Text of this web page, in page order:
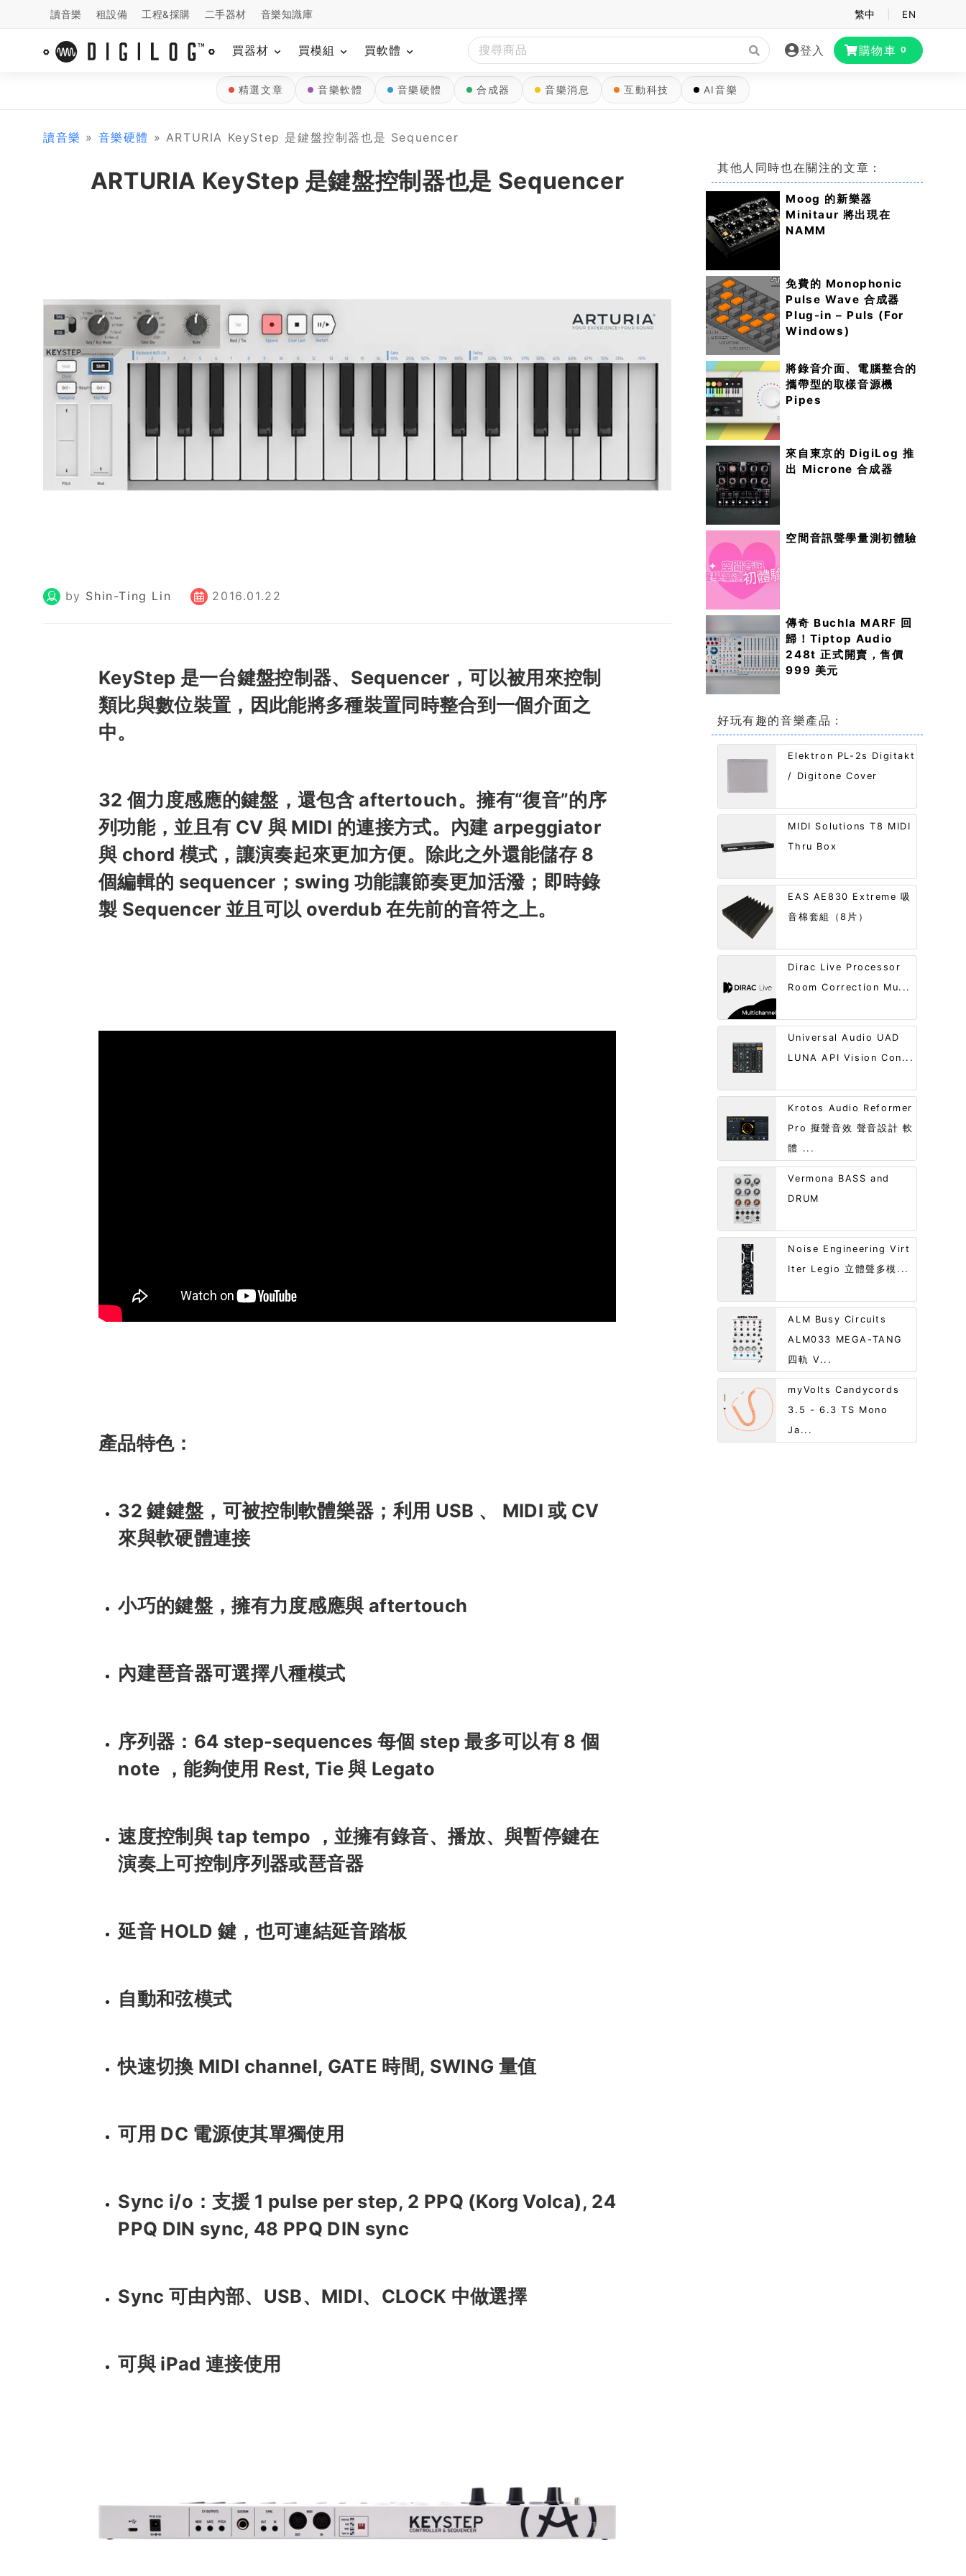
讀音樂 租設備 工程&採購 二手器材 音樂知識庫 繁中 EN
買器材 買模組 買軟體 登入 購物車 0
精選文章 音樂軟體 音樂硬體 合成器 音樂消息 互動科技 AI音樂
讀音樂 » 音樂硬體 » ARTURIA KeyStep 是鍵盤控制器也是 Sequencer
ARTURIA KeyStep 是鍵盤控制器也是 Sequencer
by Shin-Ting Lin 2016.01.22
KeyStep 是一台鍵盤控制器、Sequencer，可以被用來控制
類比與數位裝置，因此能將多種裝置同時整合到一個介面之
中。
32 個力度感應的鍵盤，還包含 aftertouch。擁有“復音”的序
列功能，並且有 CV 與 MIDI 的連接方式。內建 arpeggiator
與 chord 模式，讓演奏起來更加方便。
除此之外還能儲存 8
個編輯的 sequencer；swing 功能讓節奏更加活潑；即時錄
製 Sequencer 並且可以 overdub 在先前的音符之上。
產品特色：
32 鍵鍵盤，可被控制軟體樂器；利用 USB 、 MIDI 或 CV
來與軟硬體連接
小巧的鍵盤，擁有力度感應與 aftertouch
內建琶音器可選擇八種模式
序列器：64 step-sequences 每個 step 最多可以有 8 個
note ，能夠使用 Rest, Tie 與 Legato
速度控制與 tap tempo ，並擁有錄音、播放、與暫停鍵在
演奏上可控制序列器或琶音器
延音 HOLD 鍵，也可連結延音踏板
自動和弦模式
快速切換 MIDI channel, GATE 時間, SWING 量值
可用 DC 電源使其單獨使用
Sync i/o：支援 1 pulse per step, 2 PPQ (Korg Volca), 24
PPQ DIN sync, 48 PPQ DIN sync
Sync 可由內部、USB、MIDI、CLOCK 中做選擇
可與 iPad 連接使用
其他人同時也在關注的文章：
Moog 的新樂器
Minitaur 將出現在
NAMM
免費的 Monophonic
Pulse Wave 合成器
Plug-in – Puls (For
Windows)
將錄音介面、電腦整合的
攜帶型的取樣音源機
Pipes
來自東京的 DigiLog 推
出 Microne 合成器
空間音訊聲學量測初體驗
傳奇 Buchla MARF 回
歸！Tiptop Audio
248t 正式開賣，售價
999 美元
好玩有趣的音樂產品：
Elektron PL-2s Digitakt
/ Digitone Cover
MIDI Solutions T8 MIDI
Thru Box
EAS AE830 Extreme 吸
音棉套組（8片）
Dirac Live Processor
Room Correction Mu...
Universal Audio UAD
LUNA API Vision Con...
Krotos Audio Reformer
Pro 擬聲音效 聲音設計 軟
體 ...
Vermona BASS and
DRUM
Noise Engineering Virt
Iter Legio 立體聲多模...
ALM Busy Circuits
ALM033 MEGA-TANG
四軌 V...
myVolts Candycords
3.5 - 6.3 TS Mono
Ja...